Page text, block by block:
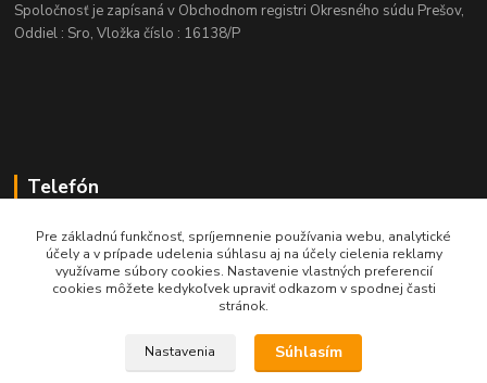
Spoločnosť je zapísaná v Obchodnom registri Okresného súdu Prešov,
Oddiel : Sro, Vložka číslo : 16138/P
Telefón
+421 905 622 625
obchod@nozeplus.sk
Pre základnú funkčnosť, spríjemnenie používania webu, analytické
účely a v prípade udelenia súhlasu aj na účely cielenia reklamy
využívame súbory cookies. Nastavenie vlastných preferencií
cookies môžete kedykoľvek upraviť odkazom v spodnej časti
stránok.
Nastavenia Súhlasím